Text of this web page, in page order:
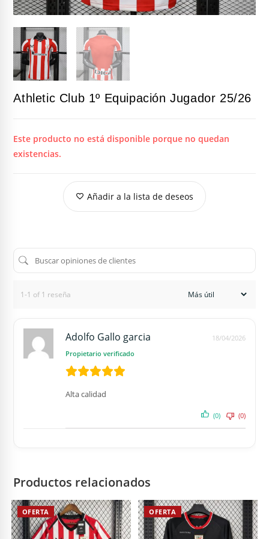
Athletic Club 1º Equipación Jugador 25/26
Este producto no está disponible porque no quedan
existencias.
Añadir a la lista de deseos
1-1 of 1 reseña
Adolfo Gallo garcia
Propietario verificado
18/04/2026
Alta calidad
(0) (0)
Productos relacionados
OFERTA OFERTA